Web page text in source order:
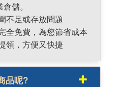
儲。
不足或存放問題
全免費，為您節省成本
領，方便又快捷
品呢?